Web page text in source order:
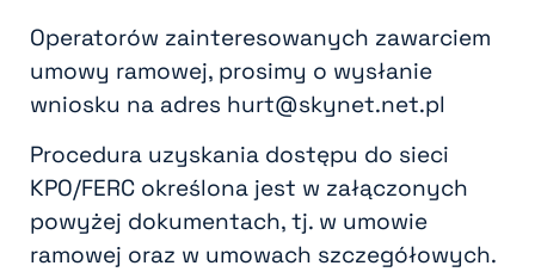
Operatorów zainteresowanych zawarciem
umowy ramowej, prosimy o wysłanie
wniosku na adres hurt@skynet.net.pl
Procedura uzyskania dostępu do sieci
KPO/FERC określona jest w załączonych
powyżej dokumentach, tj. w umowie
ramowej oraz w umowach szczegółowych.